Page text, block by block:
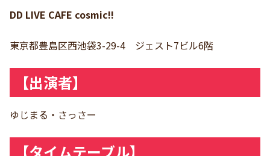
DD LIVE CAFE cosmic!!
東京都豊島区西池袋3-29-4 ジェスト7ビル6階
【出演者】
ゆじまる・さっさー
【タイムテーブル】